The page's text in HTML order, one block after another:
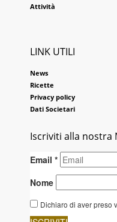
Attività
LINK UTILI
News
Ricette
Privacy policy
Dati Societari
Iscriviti alla nostra